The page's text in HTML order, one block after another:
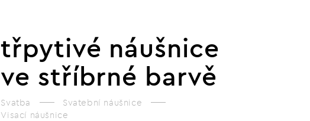
třpytivé náušnice
ve stříbrné barvě
Svatba
Svatební náušnice
Visací náušnice